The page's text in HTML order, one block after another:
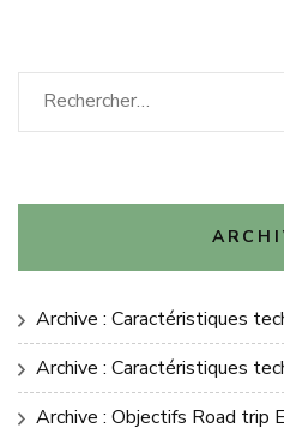
Rechercher :
Archive : Caractéristiques
Archive : Caractéristiques
Archive : Objectifs Road trip